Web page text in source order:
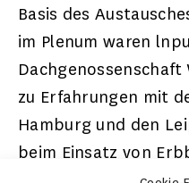
Basis des
im Plenum waren
zu Erfahrungen mit
Hamburg und den
beim Einsatz von